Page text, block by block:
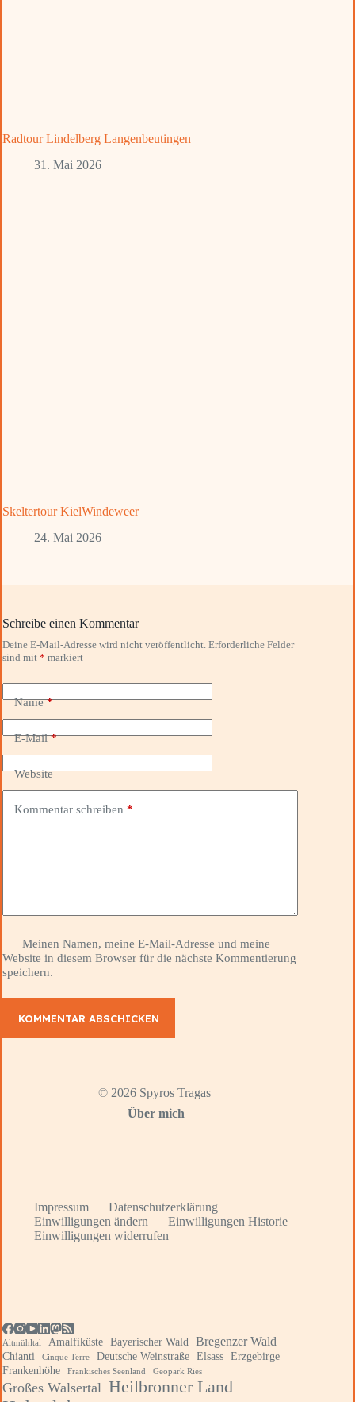
Radtour Lindelberg Langenbeutingen
31. Mai 2026
Skeltertour KielWindeweer
24. Mai 2026
Schreibe einen Kommentar
Deine E-Mail-Adresse wird nicht veröffentlicht. Erforderliche Felder
sind mit * markiert
Name*
E-Mail*
Website
Kommentar schreiben *
Meinen Namen, meine E-Mail-Adresse und meine
Website in diesem Browser für die nächste Kommentierung
speichern.
KOMMENTAR ABSCHICKEN
© 2026 Spyros Tragas
Über mich
Impressum
Datenschutzerklärung
Einwilligungen ändern
Einwilligungen Historie
Einwilligungen widerrufen
Altmühltal Amalfiküste Bayerischer Wald Bregenzer Wald
Chianti Cinque Terre Deutsche Weinstraße Elsass Erzgebirge
Frankenhöhe
Fränkisches Seenland Geopark Ries
Großes Walsertal Heilbronner Land